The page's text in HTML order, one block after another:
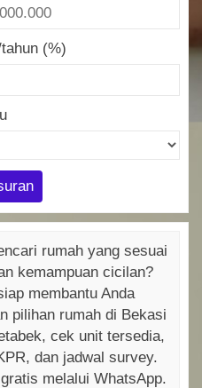
(%)
rumah yang sesuai
kemampuan cicilan?
membantu Anda
pilihan rumah di Bekasi
cek unit tersedia,
dan jadwal survey.
melalui WhatsApp.